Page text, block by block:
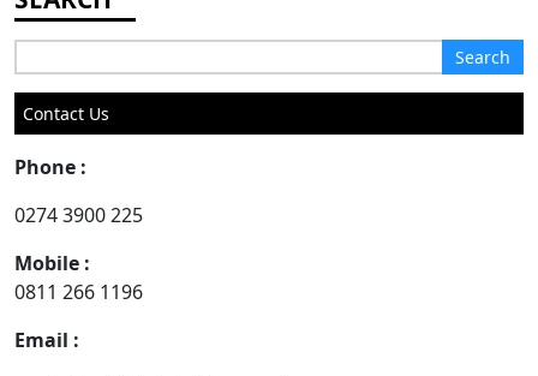
for:
Contact Us
Phone :
0274 3900 225
Mobile :
0811 266 1196
Email :